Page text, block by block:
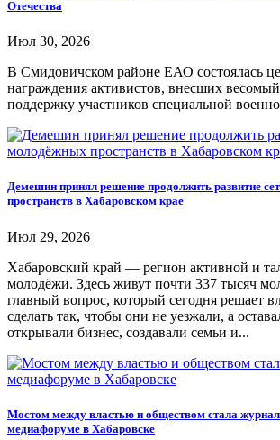
Отечества
Июл 30, 2026
В Смидовичском районе ЕАО состоялась
награждения активистов, внесших
поддержку участников специальной
Демешин принял решение продолжить развитие
пространств в Хабаровском крае
Июл 29, 2026
Хабаровский край — регион активной и
молодёжи. Здесь живут почти 337 тысяч
главный вопрос, который сегодня решает
сделать так, чтобы они не уезжали, а
открывали бизнес, создавали семьи и...
Мостом между властью и обществом стала
медиафоруме в Хабаровске